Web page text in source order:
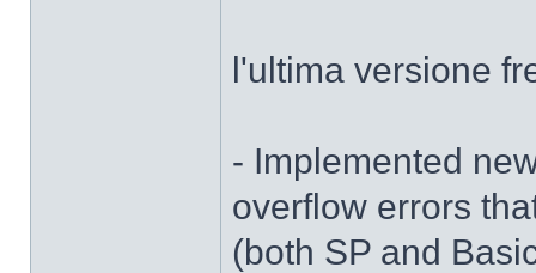
l'ultima versione
- Implemented
overflow errors
(both SP and